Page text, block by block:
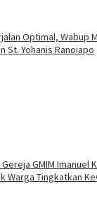
Optimal, Wabup
St. Yohanis Ranoiapo
GMIM Imanuel
Warga Tingkatkan